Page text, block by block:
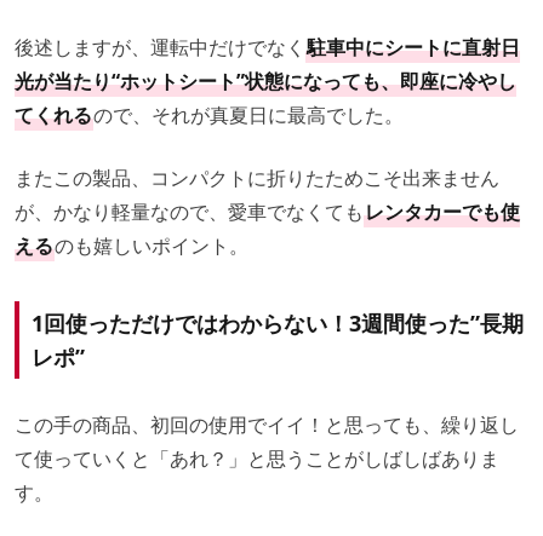
後述しますが、運転中だけでなく 駐車中にシートに直射日
光が当たり“ホットシート”状態になっても、即座に冷やし
てくれるので、それが真夏日に最高でした。
またこの製品、コンパクトに折りたためこそ出来ません
が、かなり軽量なので、愛車でなくてもレンタカーでも使
えるのも嬉しいポイント。
1回使っただけではわからない！3週間使った”長期
レポ”
この手の商品、初回の使用でイイ！と思っても、繰り返し
て使っていくと「あれ？」と思うことがしばしばありま
す。